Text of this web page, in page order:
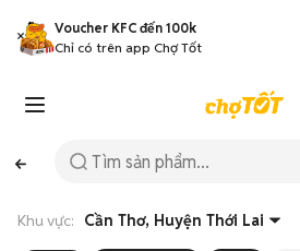
Voucher KFC đến 100k
Chỉ có trên app Chợ Tốt
Khu vực: Cần Thơ, Huyện Thới Lai